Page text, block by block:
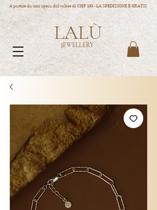
A partire da una spesa dal valore di CHF 100.- LA SPEDIZIONE È GRATIS
LALÙ
JEWELLERY